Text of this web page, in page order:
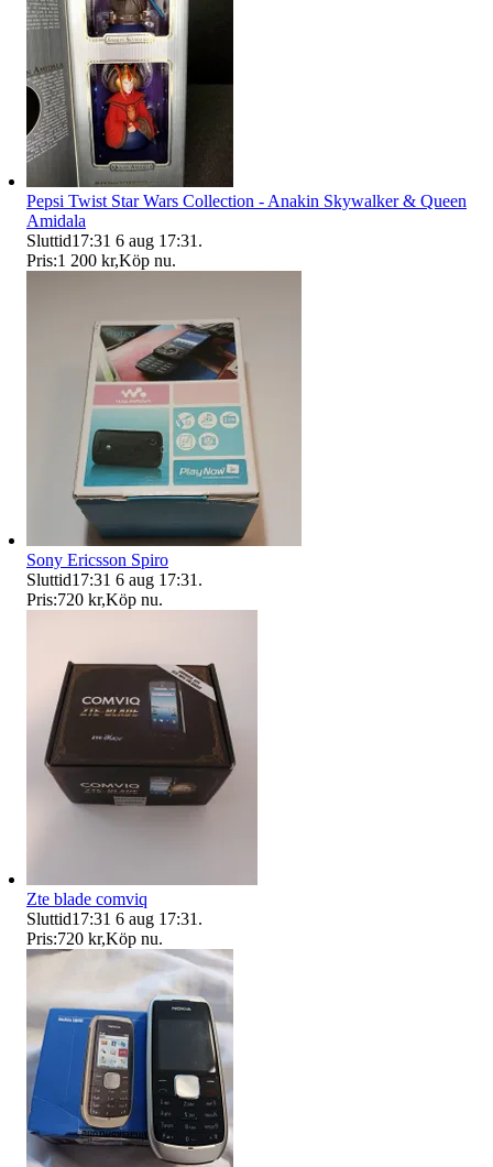
Pepsi Twist Star Wars Collection - Anakin Skywalker & Queen
Amidala
Sluttid17:31 6 aug 17:31 .
Pris:1 200 kr,Köp nu.
Sony Ericsson Spiro
Sluttid17:31 6 aug 17:31 .
Pris:720 kr,Köp nu.
Zte blade comviq
Sluttid17:31 6 aug 17:31 .
Pris:720 kr,Köp nu.